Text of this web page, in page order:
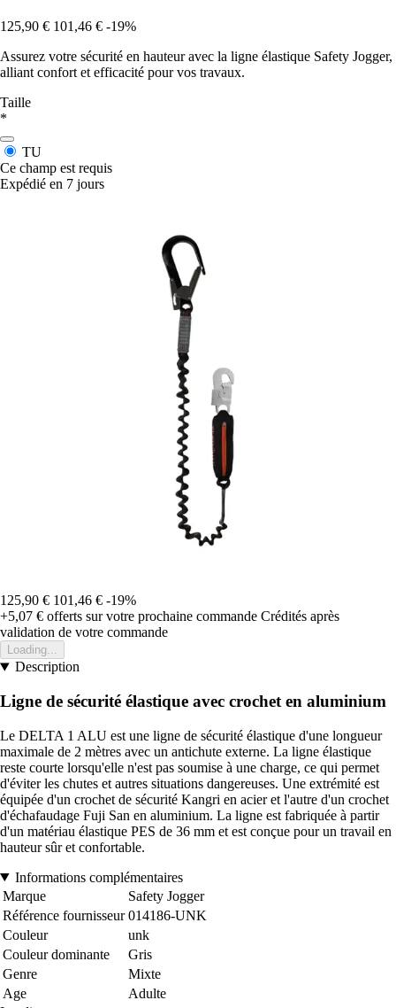
125,90 € 101,46 € -19%
Assurez votre sécurité en hauteur avec la ligne élastique Safety Jogger,
alliant confort et efficacité pour vos travaux.
Taille
*
TU
Ce champ est requis
Expédié en 7 jours
125,90 € 101,46 € -19%
+5,07 € offerts sur votre prochaine commande Crédités après
validation de votre commande
Loading...
Description
Ligne de sécurité élastique avec crochet en aluminium
Le DELTA 1 ALU est une ligne de sécurité élastique d'une longueur
maximale de 2 mètres avec un antichute externe. La ligne élastique
reste courte lorsqu'elle n'est pas soumise à une charge, ce qui permet
d'éviter les chutes et autres situations dangereuses. Une extrémité est
équipée d'un crochet de sécurité Kangri en acier et l'autre d'un crochet
d'échafaudage Fuji San en aluminium. La ligne est fabriquée à partir
d'un matériau élastique PES de 36 mm et est conçue pour un travail en
hauteur sûr et confortable.
Informations complémentaires
Marque
Safety Jogger
Référence fournisseur 014186-UNK
Couleur
unk
Couleur dominante
Gris
Genre
Mixte
Age
Adulte